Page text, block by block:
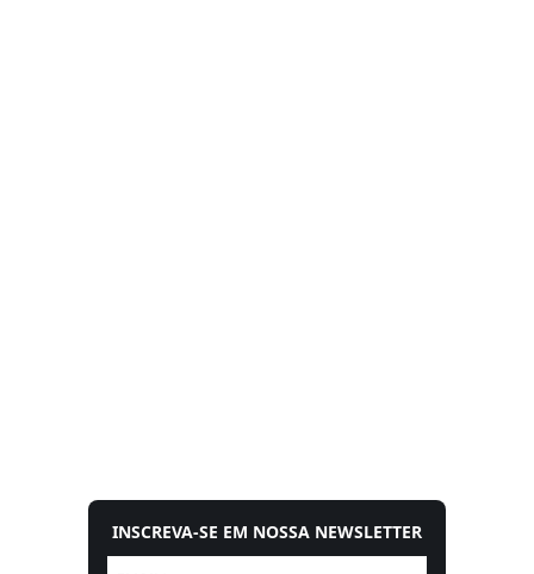
INSCREVA-SE EM NOSSA NEWSLETTER